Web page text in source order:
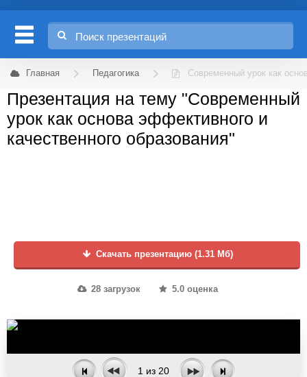
Главная Педагогика Современный урок как
Презентация на тему "Современный
урок как основа эффективного и
качественного образования"
Скачать презентацию (1.31 Мб)
28 загрузок 5.0 оценка
1 из 20